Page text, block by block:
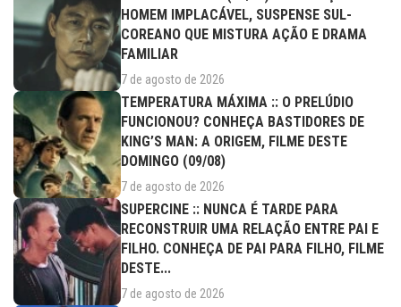
HOMEM IMPLACÁVEL, SUSPENSE SUL-
COREANO QUE MISTURA AÇÃO E DRAMA
FAMILIAR
7 de agosto de 2026
TEMPERATURA MÁXIMA :: O PRELÚDIO
FUNCIONOU? CONHEÇA BASTIDORES DE
KING’S MAN: A ORIGEM, FILME DESTE
DOMINGO (09/08)
7 de agosto de 2026
SUPERCINE :: NUNCA É TARDE PARA
RECONSTRUIR UMA RELAÇÃO ENTRE PAI E
FILHO. CONHEÇA DE PAI PARA FILHO, FILME
DESTE...
7 de agosto de 2026